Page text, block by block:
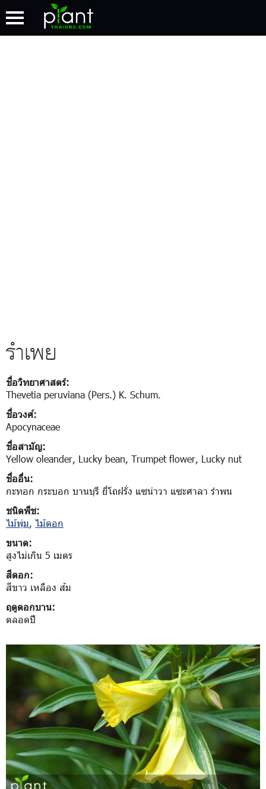
รำเพย
ชื่อวิทยาศาสตร์:
Thevetia peruviana (Pers.) K. Schum.
ชื่อวงศ์:
Apocynaceae
ชื่อสามัญ:
Yellow oleander, Lucky bean, Trumpet flower, Lucky nut
ชื่ออื่น:
กะทอก กระบอก บานบุรี ยี่โถฝรั่ง แซน่าวา แซะศาลา รำพน
ชนิดพืช:
ไม้พุ่ม, ไม้ดอก
ขนาด:
สูงไม่เกิน 5 เมตร
สีดอก:
สีขาว เหลือง ส้ม
ฤดูดอกบาน:
ตลอดปี